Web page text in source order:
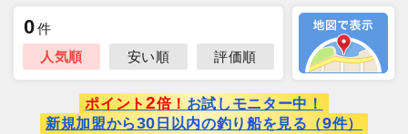
0件
人気順
安い順 評価順
ポイント 2倍！ お試しモニター中！
新規加盟から30 日以内の釣り船を見る（9件）